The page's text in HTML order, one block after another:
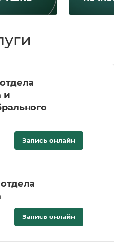
и
Запись онлайн
Запись онлайн